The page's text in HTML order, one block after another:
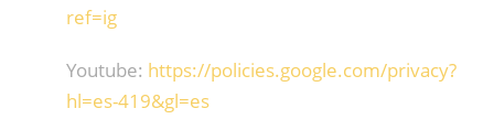
ref=ig
Youtube: https://policies.google.com/privacy?
hl=es-419&gl=es